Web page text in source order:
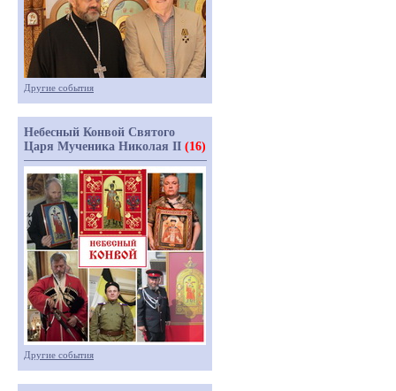
Другие события
Небесный Конвой Святого
Царя Мученика Николая II (16)
Другие события